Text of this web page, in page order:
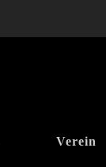
Verein